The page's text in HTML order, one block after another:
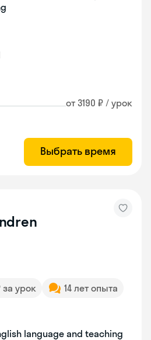
от 3190 ₽ / урок
Выбрать время
за урок
14 лет опыта
language and teaching